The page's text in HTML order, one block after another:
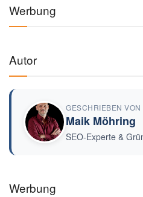
Werbung
Autor
GESCHRIEBEN VON
Maik Möhring
SEO-Experte &
Werbung